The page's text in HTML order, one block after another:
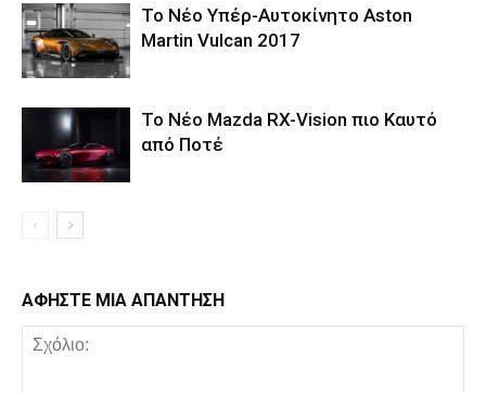
Το Νέο Υπέρ-Αυτοκίνητο Aston
Martin Vulcan 2017
Το Νέο Mazda RX-Vision πιο Καυτό
από Ποτέ
ΑΦΗΣΤΕ ΜΙΑ ΑΠΑΝΤΗΣΗ